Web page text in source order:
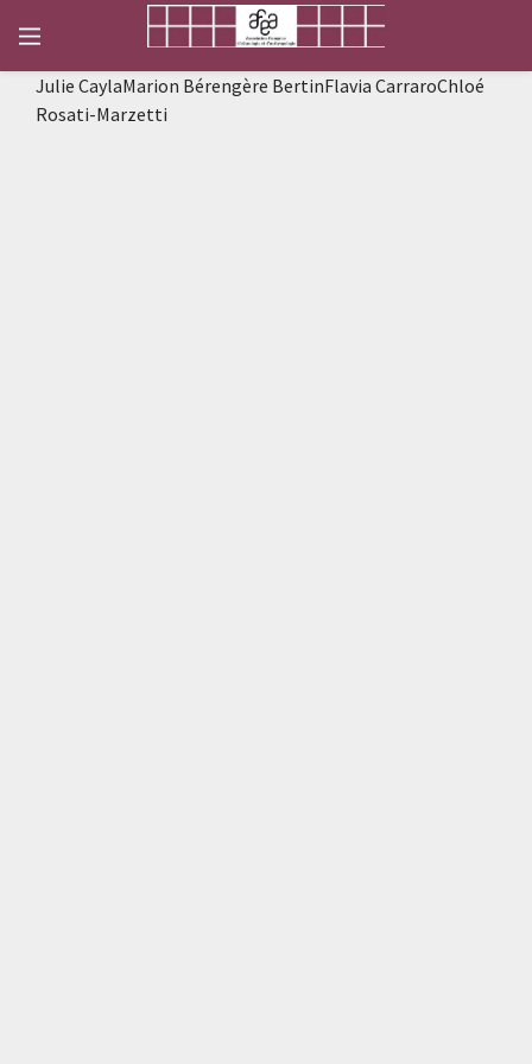
Julie CaylaMarion Bérengère BertinFlavia CarraroChloé
Rosati-Marzetti